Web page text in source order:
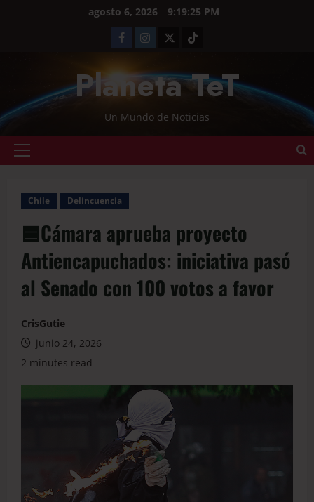
agosto 6, 2026 9:19:26 PM
Planeta TeT
Un Mundo de Noticias
Chile Delincuencia
🟦Cámara aprueba proyecto
Antiencapuchados: iniciativa pasó
al Senado con 100 votos a favor
CrisGutie
junio 24, 2026
2 minutes read